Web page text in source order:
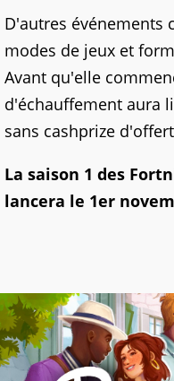
D'autres événements
modes de jeux et
Avant qu'elle
d'échauffement aura
sans cashprize
La saison 1 des
lancera le 1er